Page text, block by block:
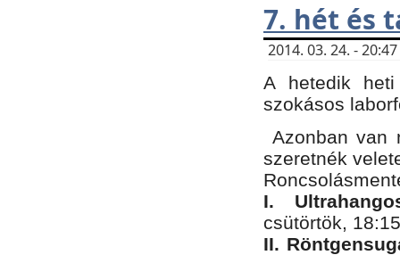
7. hét és
2014. 03. 24. -
A hetedik
szokásos
Azonban van
szeretnék
I.
csütörtök,
II.